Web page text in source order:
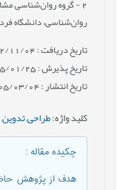
2- گروه روان‌شناسی
روان‌شناسی، دانشگاه
تاریخ دریافت : 1402/11/04
تاریخ پذیرش : 1405/01/25
تاریخ انتشار : 1405/03/04
کلید واژه:طراحی,تدوین,
چکیده مقاله:
هدف از پژوهش